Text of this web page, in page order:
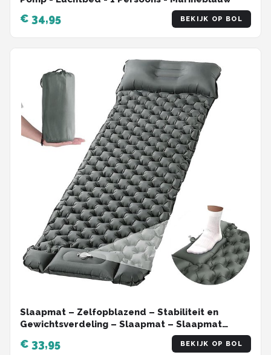
€ 34,95 BEKIJK OP BOL
Slaapmat – Zelfopblazend – Stabiliteit en
Gewichtsverdeling – Slaapmat – Slaapmat
Zelfopblazend – Slaapmatje – Slaapmatje 1
Persoons
€ 33,95 BEKIJK OP BOL